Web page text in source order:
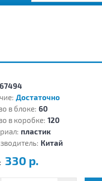
67494
Достаточно
в блоке: 60
в коробке: 120
пластик
Китай
330 р.